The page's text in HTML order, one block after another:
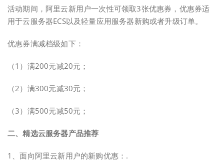
活动期间，阿里云新用户一次性可领取3张优惠券，优惠券适
用于云服务器ECS以及轻量应用服务器新购或者升级订单。
优惠券满减档级如下：
（1）满200元减20元；
（2）满300元减30元；
（3）满500元减50元；
二、精选云服务器产品推荐
1、面向阿里云新用户的新购优惠：.